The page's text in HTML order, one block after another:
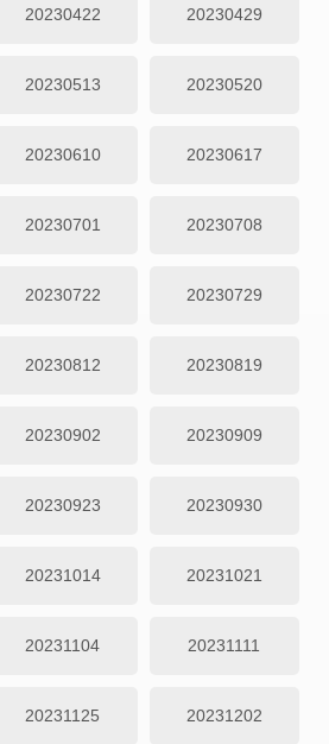
20230422 20230429
20230513 20230520
20230610 20230617
20230701 20230708
20230722 20230729
20230812 20230819
20230902 20230909
20230923 20230930
20231014 20231021
20231104 20231111
20231125 20231202